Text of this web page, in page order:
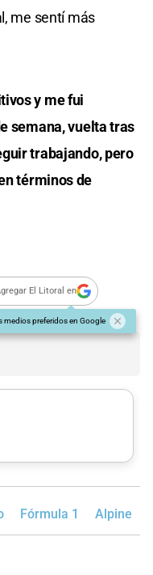
me sentí más
y me fui
semana, vuelta tras
trabajando, pero
términos de
El Litoral en
medios preferidos en Google
Fórmula 1 Alpine